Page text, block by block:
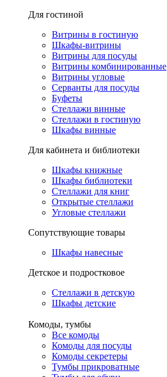
Для гостиной
Витрины в гостиную
Шкафы-витрины
Витрины для посуды
Витрины комбинированные
Витрины угловые
Серванты для посуды
Буфеты
Стеллажи винные
Стеллажи в гостиную
Шкафы винные
Для кабинета и библиотеки
Шкафы книжные
Шкафы библиотеки
Стеллажи для книг
Открытые стеллажи
Угловые стеллажи
Сопутствующие товары
Шкафы навесные
Детское и подростковое
Стеллажи в детскую
Шкафы детские
Комоды, тумбы
Все комоды
Комоды для посуды
Комоды секретеры
Тумбы прикроватные